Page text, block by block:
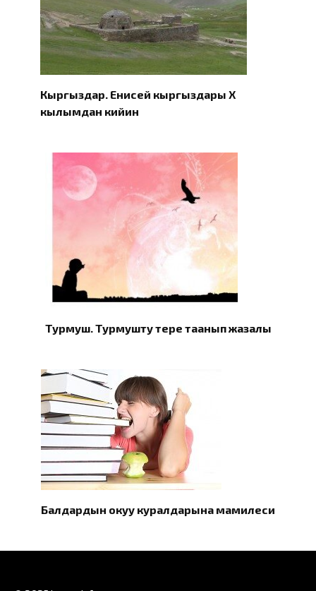
Кыргыздар. Eнисей кыргыздары X
кылымдан кийин
Турмуш. Турмушту терең таанып жазалы
Балдардын окуу куралдарына мамилеси